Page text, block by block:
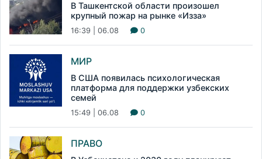
В Ташкентской области произошел
крупный пожар на рынке «Изза»
16:39 | 06.08 0
МИР
В США появилась психологическая
платформа для поддержки узбекских
семей
15:49 | 06.08 0
ПРАВО